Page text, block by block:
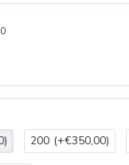
200 (+€350,00)